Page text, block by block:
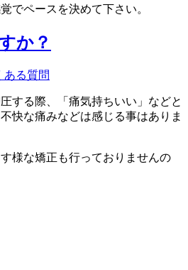
でペースを決めて下さい。
か？
ある質問
する際、「痛気持ちいい」などと
快な痛みなどは感じる事はありま
様な矯正も行っておりませんの